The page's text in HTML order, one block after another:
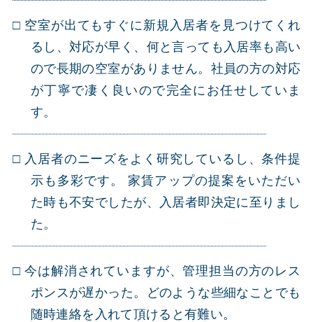
空室が出てもすぐに新規入居者を見つけてくれ
るし、対応が早く、何と言っても入居率も高い
ので長期の空室がありません。社員の方の対応
が丁寧で凄く良いので完全にお任せしていま
す。
入居者のニーズをよく研究しているし、条件提
示も多彩です。 家賃アップの提案をいただい
た時も不安でしたが、入居者即決定に至りまし
た。
今は解消されていますが、管理担当の方のレス
ポンスが遅かった。どのような些細なことでも
随時連絡を入れて頂けると有難い。